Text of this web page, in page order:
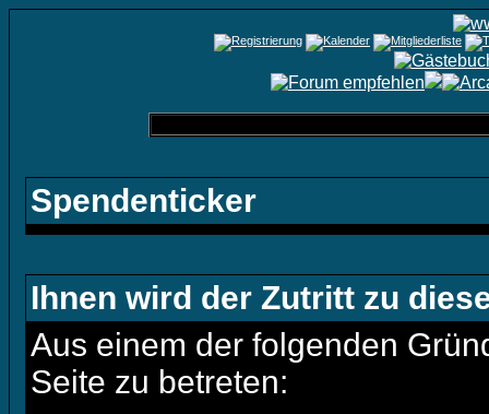
Spendenticker
Ihnen wird der Zutritt zu
Aus einem der folgenden
Seite zu betreten: